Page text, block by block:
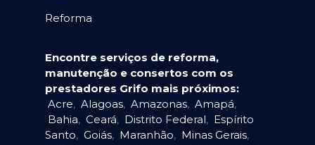
Reforma
Encontre serviços de reforma,
manutenção e consertos com os
prestadores Grifo mais próximos:
Acre, Alagoas, Amazonas, Amapá,
Bahia, Ceará, Distrito Federal, Espírito
Santo, Goiás, Maranhão, Minas Gerais,